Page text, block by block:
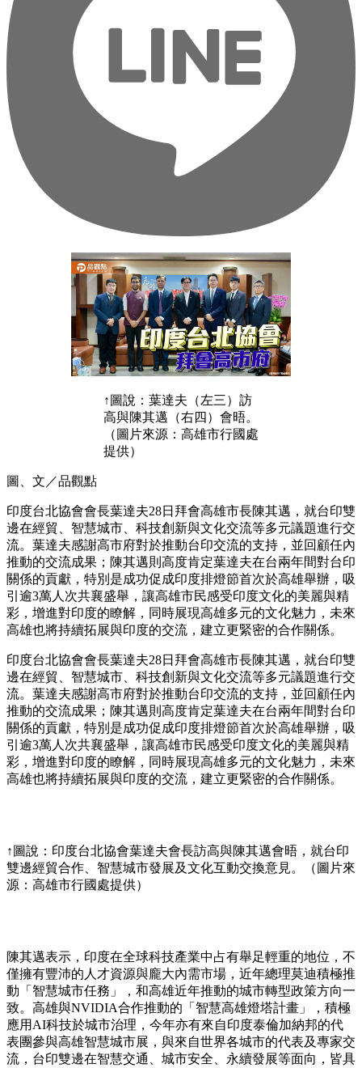
↑圖說：葉達夫（左三）訪
高與陳其邁（右四）會晤。
（圖片來源：高雄市行國處
提供）
圖、文／品觀點
印度台北協會會長葉達夫28日拜會高雄市長陳其邁，就台印雙
邊在經貿、智慧城市、科技創新與文化交流等多元議題進行交
流。葉達夫感謝高市府對於推動台印交流的支持，並回顧任內
推動的交流成果；陳其邁則高度肯定葉達夫在台兩年間對台印
關係的貢獻，特別是成功促成印度排燈節首次於高雄舉辦，吸
引逾3萬人次共襄盛舉，讓高雄市民感受印度文化的美麗與精
彩，增進對印度的瞭解，同時展現高雄多元的文化魅力，未來
高雄也將持續拓展與印度的交流，建立更緊密的合作關係。
印度台北協會會長葉達夫28日拜會高雄市長陳其邁，就台印雙
邊在經貿、智慧城市、科技創新與文化交流等多元議題進行交
流。葉達夫感謝高市府對於推動台印交流的支持，並回顧任內
推動的交流成果；陳其邁則高度肯定葉達夫在台兩年間對台印
關係的貢獻，特別是成功促成印度排燈節首次於高雄舉辦，吸
引逾3萬人次共襄盛舉，讓高雄市民感受印度文化的美麗與精
彩，增進對印度的瞭解，同時展現高雄多元的文化魅力，未來
高雄也將持續拓展與印度的交流，建立更緊密的合作關係。
↑圖說：印度台北協會葉達夫會長訪高與陳其邁會晤，就台印
雙邊經貿合作、智慧城市發展及文化互動交換意見。（圖片來
源：高雄市行國處提供）
陳其邁表示，印度在全球科技產業中占有舉足輕重的地位，不
僅擁有豐沛的人才資源與龐大內需市場，近年總理莫迪積極推
動「智慧城市任務」，和高雄近年推動的城市轉型政策方向一
致。高雄與NVIDIA合作推動的「智慧高雄燈塔計畫」，積極
應用AI科技於城市治理，今年亦有來自印度泰倫加納邦的代
表團參與高雄智慧城市展，與來自世界各城市的代表及專家交
流，台印雙邊在智慧交通、城市安全、永續發展等面向，皆具